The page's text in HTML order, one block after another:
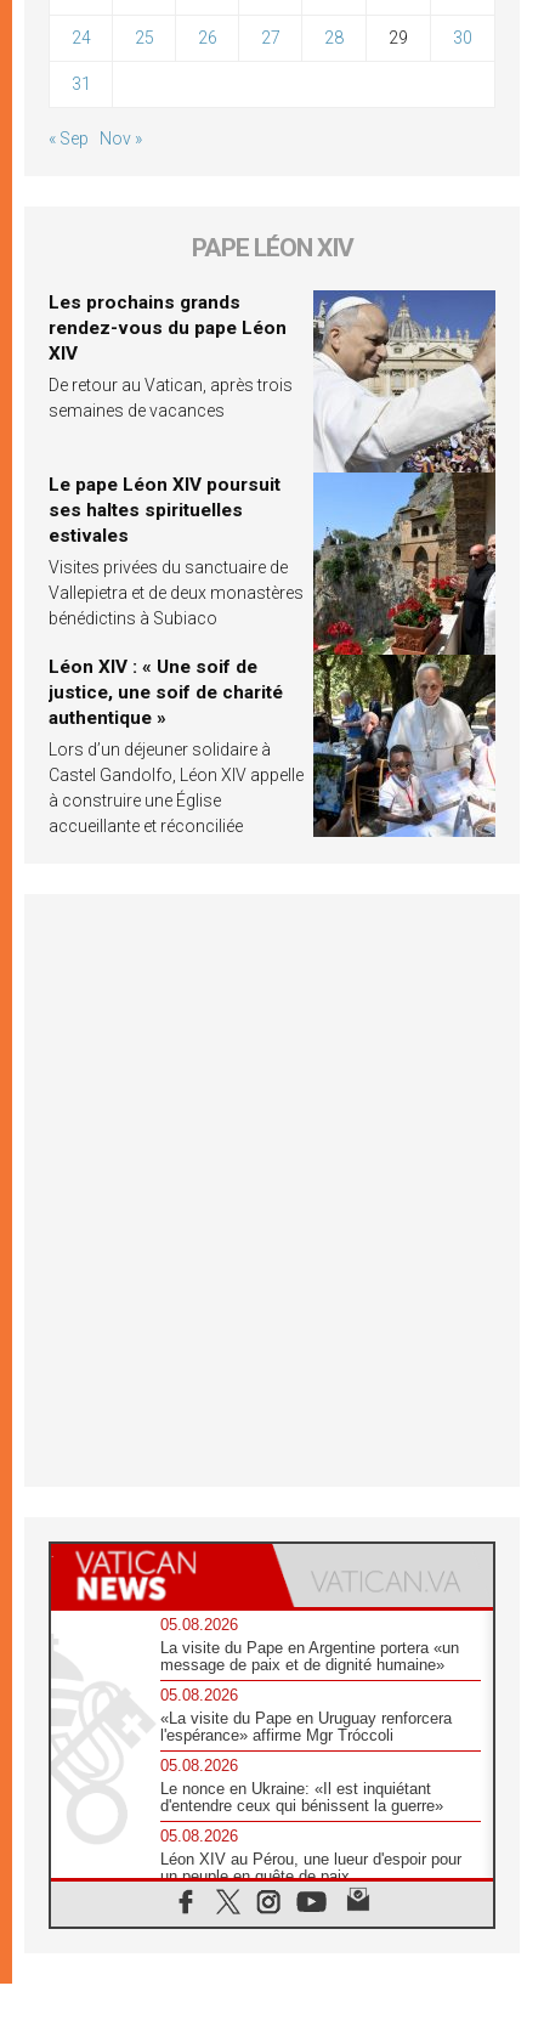
24 25 26 27 28 29 30
31
« Sep Nov »
PAPE LÉON XIV
Les prochains grands
rendez-vous du pape Léon
XIV
De retour au Vatican, après trois
semaines de vacances
Le pape Léon XIV poursuit
ses haltes spirituelles
estivales
Visites privées du sanctuaire de
Vallepietra et de deux monastères
bénédictins à Subiaco
Léon XIV : « Une soif de
justice, une soif de charité
authentique »
Lors d’un déjeuner solidaire à
Castel Gandolfo, Léon XIV appelle
à construire une Église
accueillante et réconciliée
05.08.2026
La visite du Pape en Argentine portera «un
message de paix et de dignité humaine»
05.08.2026
«La visite du Pape en Uruguay renforcera
l'espérance» affirme Mgr Tróccoli
05.08.2026
Le nonce en Ukraine: «Il est inquiétant
d'entendre ceux qui bénissent la guerre»
05.08.2026
Léon XIV au Pérou, une lueur d'espoir pour
un peuple en quête de paix
05.08.2026
SCEAM: L'Église en Afrique vers